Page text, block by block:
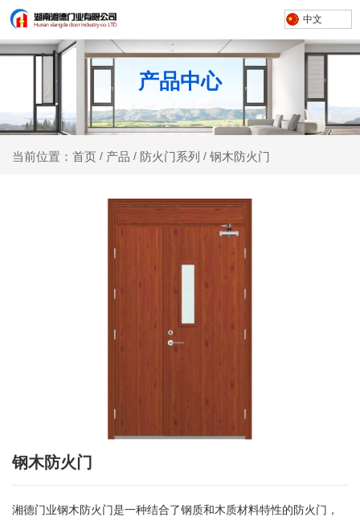
中文
产品中心
当前位置：首页 / 产品 / 防火门系列 / 钢木防火门
钢木防火门
湘德门业钢木防火门是一种结合了钢质和木质材料特性的防火门，